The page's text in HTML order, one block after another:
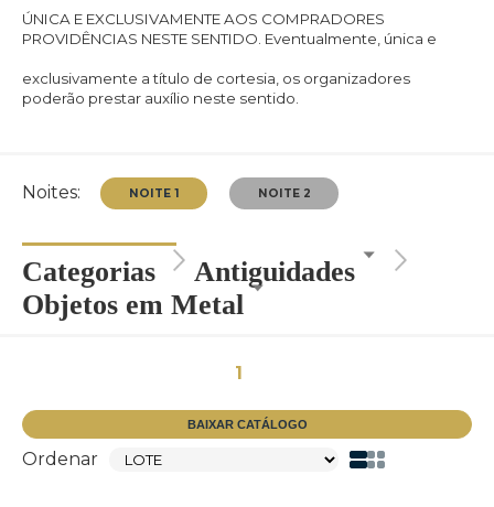
ÚNICA E EXCLUSIVAMENTE AOS COMPRADORES
PROVIDÊNCIAS NESTE SENTIDO. Eventualmente, única e
exclusivamente a título de cortesia, os organizadores
poderão prestar auxílio neste sentido.
Noites:
Categorias
Antiguidades
Objetos em Metal
1
BAIXAR CATÁLOGO
Ordenar